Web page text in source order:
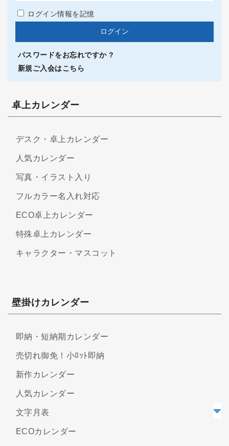
ログイン情報を記憶
パスワードをお忘れですか ?
新規ご入会はこちら
卓上カレンダー
デスク・卓上カレンダー
人気カレンダー
写真・イラスト入り
フルカラー名入れ対応
ECO卓上カレンダー
特殊卓上カレンダー
キャラクター・マスコット
壁掛けカレンダー
即納・短納期カレンダー
売切れ御免！小ﾛｯﾄ即納
新作カレンダー
人気カレンダー
文字月表
ECOカレンダー